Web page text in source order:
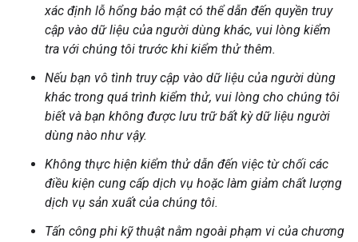
xác định lỗ hổng bảo mật có thể dẫn đến quyền truy
cập vào dữ liệu của người dùng khác, vui lòng kiểm
tra với chúng tôi trước khi kiểm thử thêm.
Nếu bạn vô tình truy cập vào dữ liệu của người dùng
khác trong quá trình kiểm thử, vui lòng cho chúng tôi
biết và bạn không được lưu trữ bất kỳ dữ liệu người
dùng nào như vậy.
Không thực hiện kiểm thử dẫn đến việc từ chối các
điều kiện cung cấp dịch vụ hoặc làm giảm chất lượng
dịch vụ sản xuất của chúng tôi.
Tấn công phi kỹ thuật nằm ngoài phạm vi của chương